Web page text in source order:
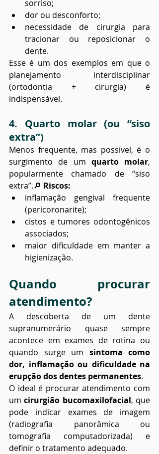
sorriso;
dor ou desconforto;
necessidade de cirurgia para
tracionar ou reposicionar o
dente.
Esse é um dos exemplos em que o
planejamento interdisciplinar
(ortodontia + cirurgia) é
indispensável.
4. Quarto molar (ou “siso
extra”)
Menos frequente, mas possível, é o
surgimento de um quarto molar,
popularmente chamado de “siso
extra”.🔎 Riscos:
inflamação gengival frequente
(pericoronarite);
cistos e tumores odontogênicos
associados;
maior dificuldade em manter a
higienização.
Quando procurar
atendimento?
A descoberta de um dente
supranumerário quase sempre
acontece em exames de rotina ou
quando surge um sintoma como
dor, inflamação ou dificuldade na
erupção dos dentes permanentes.
O ideal é procurar atendimento com
um cirurgião bucomaxilofacial, que
pode indicar exames de imagem
(radiografia panorâmica ou
tomografia computadorizada) e
definir o tratamento adequado.